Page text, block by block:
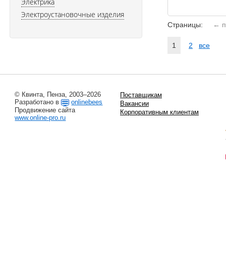
Страницы: ←
1 2 все
Электроустановочные изделия
© Квинта, Пенза, 2003–2026
Разработано в
onlinebees
Продвижение сайта
www.online-pro.ru
Поставщикам
Вакансии
Корпоративным клиентам